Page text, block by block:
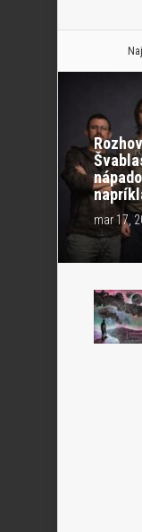
mar 17,